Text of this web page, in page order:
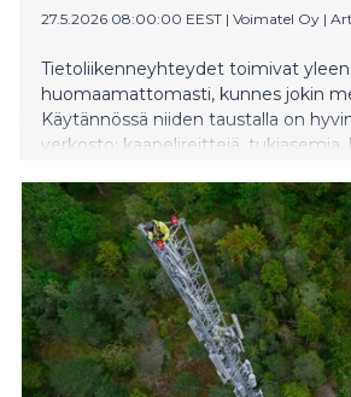
27.5.2026 08:00:00 EEST | Voimatel Oy |
Tietoliikenneyhteydet toimivat
huomaamattomasti, kunnes jokin
Käytännössä niiden taustalla on
verkosto: kaapelireittejä, tukiasemia,
ratkaisevaa ei ole vain se, katkeaako
mitä jää käyttöön sen jälkeen.
tarpeeseen.